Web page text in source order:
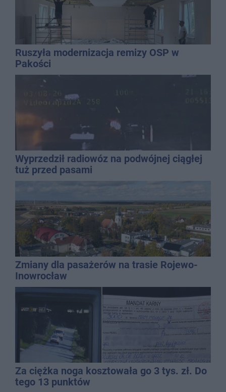
Ruszyła modernizacja remizy OSP w
Pakości
Wyprzedził radiowóz na podwójnej ciągłej
tuż przed pasami
Zmiany dla pasażerów na trasie Rojewo-
Inowrocław
Za ciężka noga kosztowała go 3 tys. zł. Do
tego 13 punktów